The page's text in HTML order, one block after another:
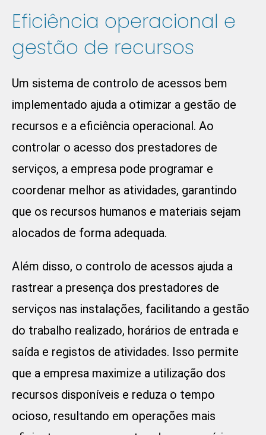
Eficiência operacional e
gestão de recursos
Um sistema de controlo de acessos bem
implementado ajuda a otimizar a gestão de
recursos e a eficiência operacional. Ao
controlar o acesso dos prestadores de
serviços, a empresa pode programar e
coordenar melhor as atividades, garantindo
que os recursos humanos e materiais sejam
alocados de forma adequada.
Além disso, o controlo de acessos ajuda a
rastrear a presença dos prestadores de
serviços nas instalações, facilitando a gestão
do trabalho realizado, horários de entrada e
saída e registos de atividades. Isso permite
que a empresa maximize a utilização dos
recursos disponíveis e reduza o tempo
ocioso, resultando em operações mais